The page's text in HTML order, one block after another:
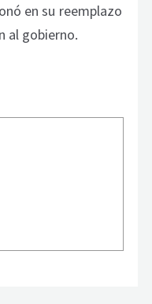
en su reemplazo
al gobierno.